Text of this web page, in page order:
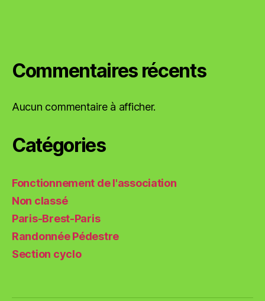
Commentaires récents
Aucun commentaire à afficher.
Catégories
Fonctionnement de l'association
Non classé
Paris-Brest-Paris
Randonnée Pédestre
Section cyclo